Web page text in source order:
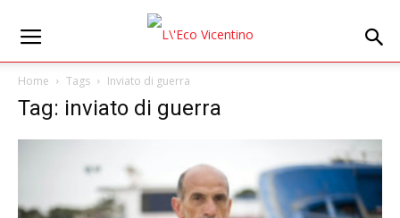
Home Tags Inviato di guerra
Tag: inviato di guerra